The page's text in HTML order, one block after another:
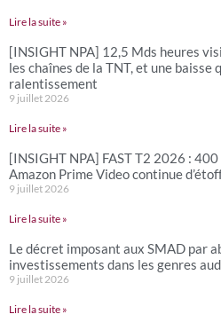
Lire la suite »
[INSIGHT NPA] 12,5 Mds heures
les chaînes de la TNT, et une baisse
ralentissement
9 juillet 2026
Lire la suite »
[INSIGHT NPA] FAST T2 2026 :
Amazon Prime Video continue
9 juillet 2026
Lire la suite »
Le décret imposant aux SMAD par
investissements dans les genres
9 juillet 2026
Lire la suite »